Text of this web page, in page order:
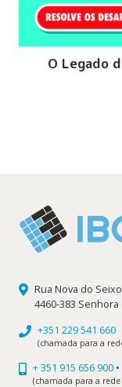
O Legado
Rua Nova do
4460-383
+351 229 541 660
(chamada para a
+ 351 915 656 900 •
(chamada para a